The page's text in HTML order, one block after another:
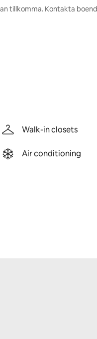
tillkomma. Kontakta
Walk-in closets
Air conditioning